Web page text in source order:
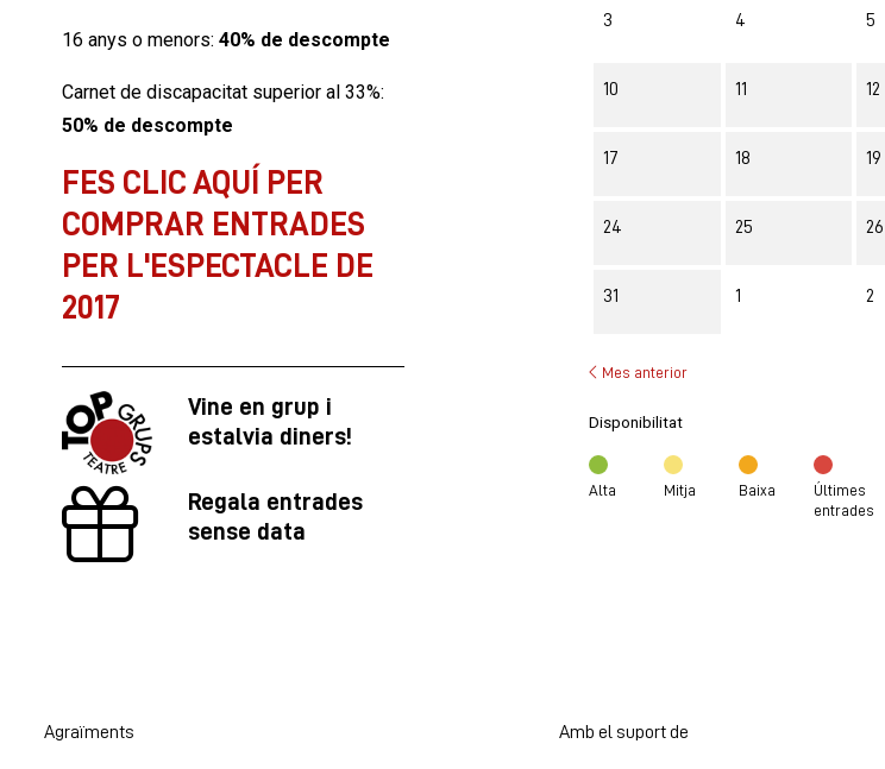
16 anys o menors: 40% de descompte
Carnet de discapacitat superior al 33%:
50% de descompte
FES CLIC AQUÍ PER
COMPRAR ENTRADES
PER L'ESPECTACLE DE
2017
Vine en grup i
estalvia diners!
Regala entrades
sense data
3 4 5
10 11 12
17 18 19
24 25 26
31 1 2
Mes anterior
Disponibilitat
Alta Mitja Baixa
Últimes
entrades
Agraïments Amb el suport de